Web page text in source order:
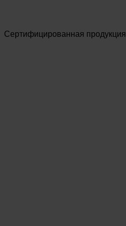
Сертифицированная продукция